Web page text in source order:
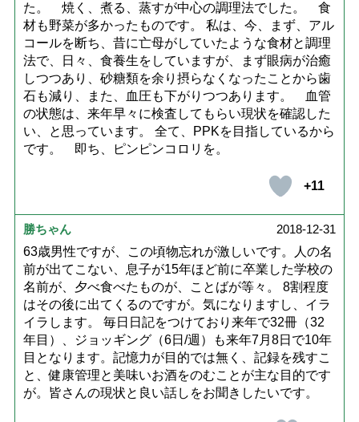
た。 焼く、煮る、蒸すが中心の調理法でした。 食
材も野菜が多かったものです。 私は、今、まず、アル
コールを断ち、昔に亡母がしていたような食材と調理
法で、日々、食養生をしていますが、まず眼病が治癒
しつつあり、砂糖類を余り摂らなくなったことから歯
石も減り、また、血圧も下がりつつあります。 血管
の状態は、来年早々に検査してもらい現状を確認した
い、と思っています。 全て、PPKを目指しているから
です。 即ち、ピンピンコロリを。
+11
勝ちゃん
2018-12-31
63歳男性ですが、この頃物忘れが激しいです。人の名
前が出てこない、息子が15年ほど前に卒業した学校の
名前が、夕べ食べたものが、ことばが等々。 8割程度
はその後に出てくるのですが。気になりますし、イラ
イラします。 毎日日記をつけており来年で32冊（32
年目）、ジョッギング（6日/週）も来年7月8日で10年
目となります。記憶力が目的では無く、記録を残すこ
と、健康管理と美味いお酒をのむことが主な目的です
が。皆さんの現状と良い話しをお聞きしたいです。